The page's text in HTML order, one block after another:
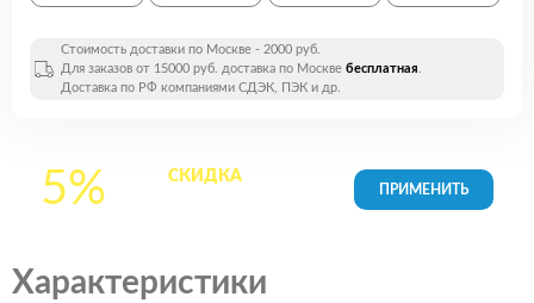
Стоимость доставки по Москве - 2000 руб.
Для заказов от 15000 руб. доставка по Москве бесплатная.
Доставка по РФ компаниями СДЭК, ПЭК и др.
5% СКИДКАна все
Характеристики